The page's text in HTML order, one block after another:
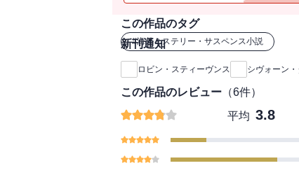
この作品のタグ
#海外ミステリー・サスペンス小説
新刊通知
ロビン・スティーヴンス シヴォーン
この作品のレビュー （6件）
平均 3.8